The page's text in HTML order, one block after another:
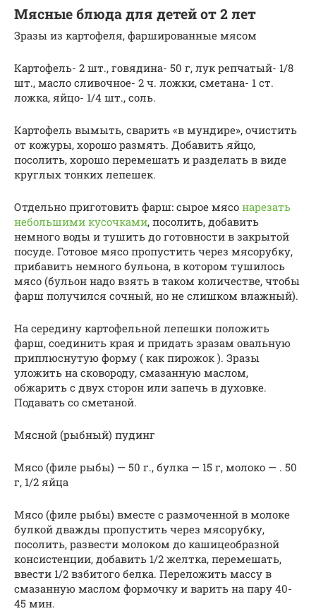
Мясные блюда для детей от 2 лет
Зразы из картофеля, фаршированные мясом
Картофель- 2 шт., говядина- 50 г, лук репчатый- 1/8
шт., масло сливочное- 2 ч. ложки, сметана- 1 ст.
ложка, яйцо- 1/4 шт., соль.
Картофель вымыть, сварить «в мундире», очистить
от кожуры, хорошо размять. Добавить яйцо,
посолить, хорошо перемешать и разделать в виде
круглых тонких лепешек.
Отдельно приготовить фарш: сырое мясо нарезать
небольшими кусочками, посолить, добавить
немного воды и тушить до готовности в закрытой
посуде. Готовое мясо пропустить через мясорубку,
прибавить немного бульона, в котором тушилось
мясо (бульон надо взять в таком количестве, чтобы
фарш получился сочный, но не слишком влажный).
На середину картофельной лепешки положить
фарш, соединить края и придать зразам овальную
приплюснутую форму ( как пирожок ). Зразы
уложить на сковороду, смазанную маслом,
обжарить с двух сторон или запечь в духовке.
Подавать со сметаной.
Мясной (рыбный) пудинг
Мясо (филе рыбы) — 50 г., булка — 15 г, молоко — . 50
г, 1/2 яйца
Мясо (филе рыбы) вместе с размоченной в молоке
булкой дважды пропустить через мясорубку,
посолить, развести молоком до кашицеобразной
консистенции, добавить 1/2 желтка, перемешать,
ввести 1/2 взбитого белка. Переложить массу в
смазанную маслом формочку и варить на пару 40-
45 мин.